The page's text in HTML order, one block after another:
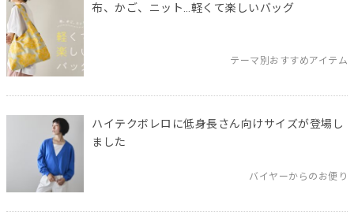
布、かご、ニット…軽くて楽しいバッグ
テーマ別おすすめアイテム
ハイテクボレロに低身長さん向けサイズが登場し
ました
バイヤーからのお便り